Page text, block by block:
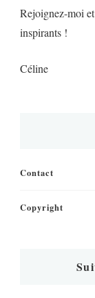
Rejoignez-moi
inspirants !
Céline
Contact
Copyright